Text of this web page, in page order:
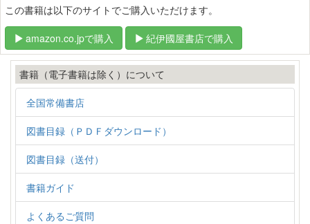
この書籍は以下のサイトでご購入いただけます。
amazon.co.jpで購入 紀伊國屋書店で購入
書籍（電子書籍は除く）について
全国常備書店
図書目録（ＰＤＦダウンロード）
図書目録（送付）
書籍ガイド
よくあるご質問